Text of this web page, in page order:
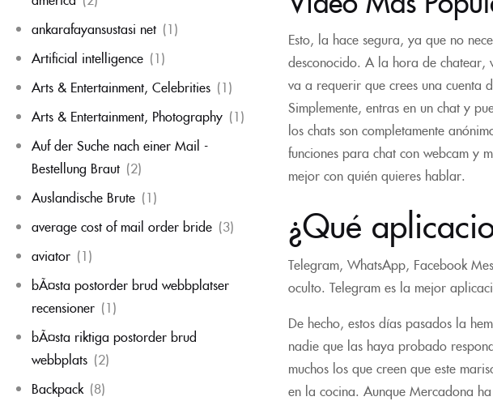
ankarafayansustasi net (1)
Artificial intelligence (1)
Arts & Entertainment, Celebrities (1)
Arts & Entertainment, Photography (1)
Auf der Suche nach einer Mail -
Bestellung Braut (2)
Auslandische Brute (1)
average cost of mail order bride (3)
aviator (1)
bÃ¤sta postorder brud webbplatser
recensioner (1)
bÃ¤sta riktiga postorder brud
webbplats (2)
Backpack (8)
Esto, la hace segura, ya que no
desconocido. A la hora de chatear,
va a requerir que crees una cuenta
Simplemente, entras en un chat y
los chats son completamente
funciones para chat con webcam y
mejor con quién quieres hablar.
¿Qué
Telegram, WhatsApp, Facebook
oculto. Telegram es la mejor
De hecho, estos días pasados la
nadie que las haya probado
muchos los que creen que este
en la cocina. Aunque Mercadona